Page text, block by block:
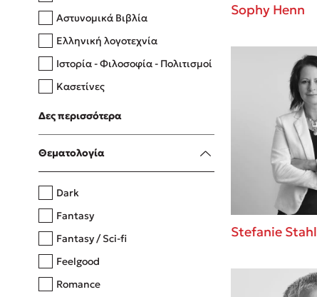
Δανάη Δεληγεώργη
Πάνω, κάτω, μπροστά, πίσω
Η μέθοδος Αφήστε τους
Αστυνομικά Βιβλία
Ελληνική λογοτεχνία
Ιστορία - Φιλοσοφία - Πολιτισμοί
Κασετίνες
Λευκώματα - Έγχρωμοι οδηγοί
Μαγειρική
Δες περισσότερα
Θεματολογία
Dark
Fantasy
Fantasy / Sci-fi
Feelgood
Romance
Sophy Henn
Stefanie Stahl